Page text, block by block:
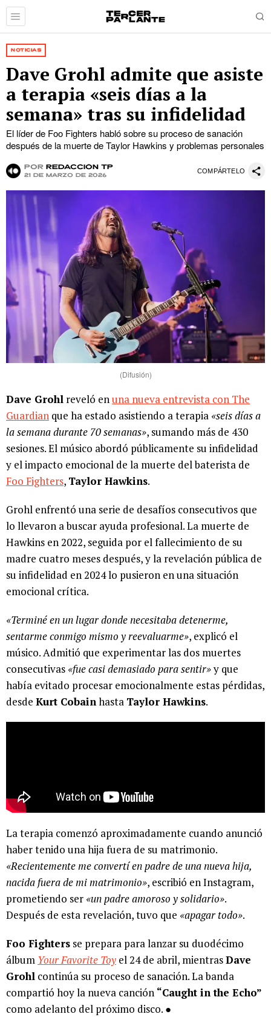
NOTICIAS
Dave Grohl admite que asiste
a terapia «seis días a la
semana» tras su infidelidad
El líder de Foo Fighters habló sobre su proceso de sanación
después de la muerte de Taylor Hawkins y problemas personales
por Redacción TP
21 de marzo de 2026
COMPÁRTELO
(Difusión)
Dave Grohl reveló enuna nueva entrevista con The
Guardian que ha estado asistiendo a terapia «seis días a
la semana durante 70 semanas», sumando más de 430
sesiones. El músico abordó públicamente su infidelidad
y el impacto emocional de la muerte del baterista de
Foo Fighters, Taylor Hawkins.
Grohl enfrentó una serie de desafíos consecutivos que
lo llevaron a buscar ayuda profesional. La muerte de
Hawkins en 2022, seguida por el fallecimiento de su
madre cuatro meses después, y la revelación pública de
su infidelidad en 2024 lo pusieron en una situación
emocional crítica.
«Terminé en un lugar donde necesitaba detenerme,
sentarme conmigo mismo y reevaluarme», explicó el
músico. Admitió que experimentar las dos muertes
consecutivas «fue casi demasiado para sentir»y que
había evitado procesar emocionalmente estas pérdidas,
desde Kurt Cobainhasta Taylor Hawkins.
La terapia comenzó aproximadamente cuando anunció
haber tenido una hija fuera de su matrimonio.
«Recientemente me convertí en padre de una nueva hija,
nacida fuera de mi matrimonio», escribió en Instagram,
prometiendo ser «un padre amoroso y solidario».
Después de esta revelación, tuvo que «apagar todo».
Foo Fighters se prepara para lanzar su duodécimo
álbum Your Favorite Toy el 24 de abril, mientrasDave
Grohl continúa su proceso de sanación. La banda
compartió hoy la nueva canción “Caught in the Echo”
como adelanto del próximo disco. ●